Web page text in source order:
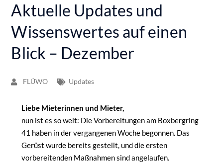
Aktuelle Updates und
Wissenswertes auf einen
Blick – Dezember
FLÜWO Updates
Liebe Mieterinnen und Mieter,
nun ist es so weit: Die Vorbereitungen am Boxbergring
41 haben in der vergangenen Woche begonnen. Das
Gerüst wurde bereits gestellt, und die ersten
vorbereitenden Maßnahmen sind angelaufen.